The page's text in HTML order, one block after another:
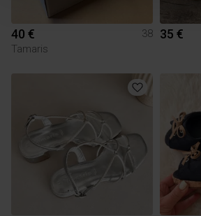
40 €
38
Tamaris
35 €